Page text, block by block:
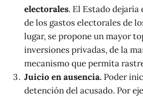
electorales. El Estado dejaría
de los gastos electorales de
lugar, se propone un mayor
inversiones privadas, de la
mecanismo que permita
Juicio en ausencia. Poder
detención del acusado. Por